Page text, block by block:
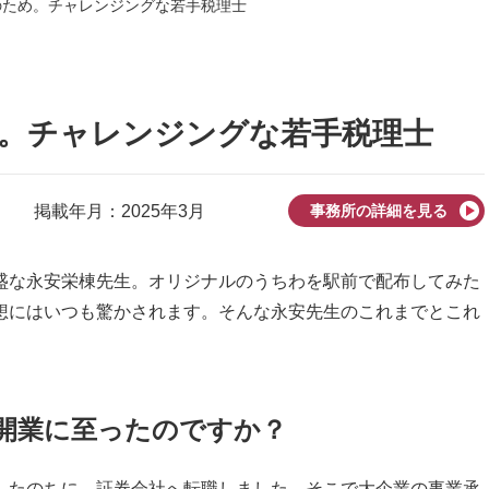
め。チャレンジングな若手税理士
チャレンジングな若手税理士
掲載年月：2025年3月 事務所の詳細を見る
永安栄棟先生。オリジナルのうちわを駅前で配布してみた
はいつも驚かされます。そんな永安先生のこれまでとこれ
業に至ったのですか？